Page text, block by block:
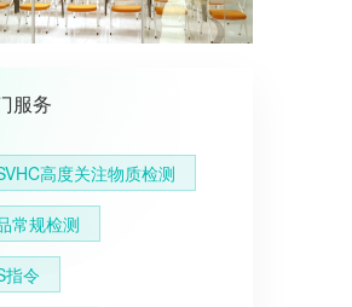
服务
高度关注物质检测
常规检测
指令